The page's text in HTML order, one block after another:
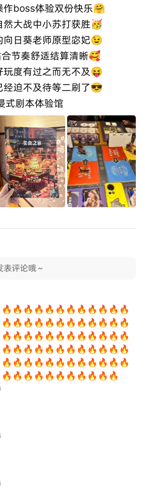
作boss体验双份快乐🤗
然大战中小苏打获胜🥳
向日葵老师原型宓妃😉
节奏舒适结算清晰🥰
玩度有过之而无不及😝
经迫不及待等二刷了😎
式剧本体验馆
评论哦～